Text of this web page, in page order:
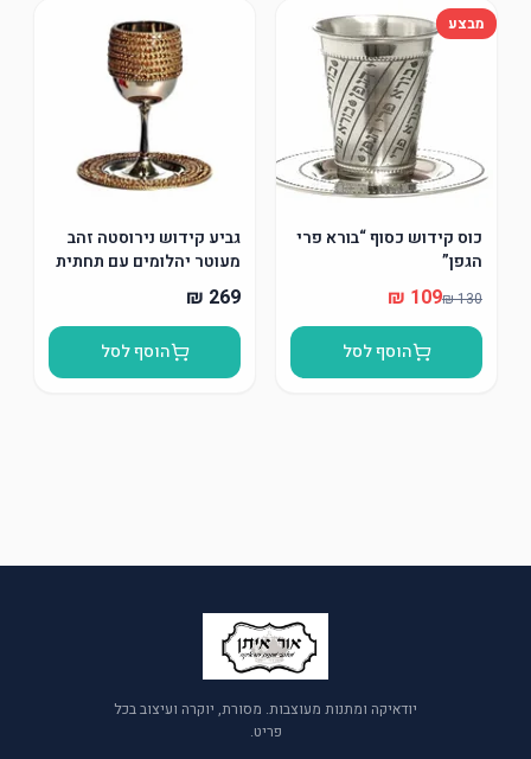
מבצע
כוס קידוש כסוף “בורא פרי
הגפן”
הוסף לסל
גביע קידוש נירוסטה זהב
מעוטר יהלומים עם תחתית
הוסף לסל
יודאיקה ומתנות מעוצבות. מסורת, יוקרה ועיצוב בכל
פריט.